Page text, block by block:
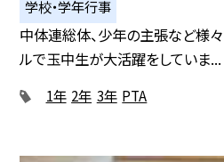
学校・学年行事
中体連総体、少年の主張など様
ルで玉中生が大活躍をしていま...
1年 2年 3年 PTA